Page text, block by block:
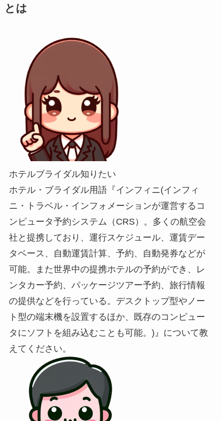
とは
ホテルブライダル知りたい
ホテル・ブライダル用語『インフィニ(インフィ
ニ・トラベル・インフォメーションが運営するコ
ンピュータ予約システム（CRS）。多くの航空会
社と提携しており、運行スケジュール、運賃デー
タベース、自動運賃計算、予約、自動発券などが
可能。また世界中の提携ホテルの予約ができ、レ
ンタカー予約、パッケージツアー予約、旅行情報
の提供などを行っている。デスクトップ型やノー
ト型の端末機を設置するほか、既存のコンピュー
タにソフトを組み込むことも可能。)』について教
えてください。